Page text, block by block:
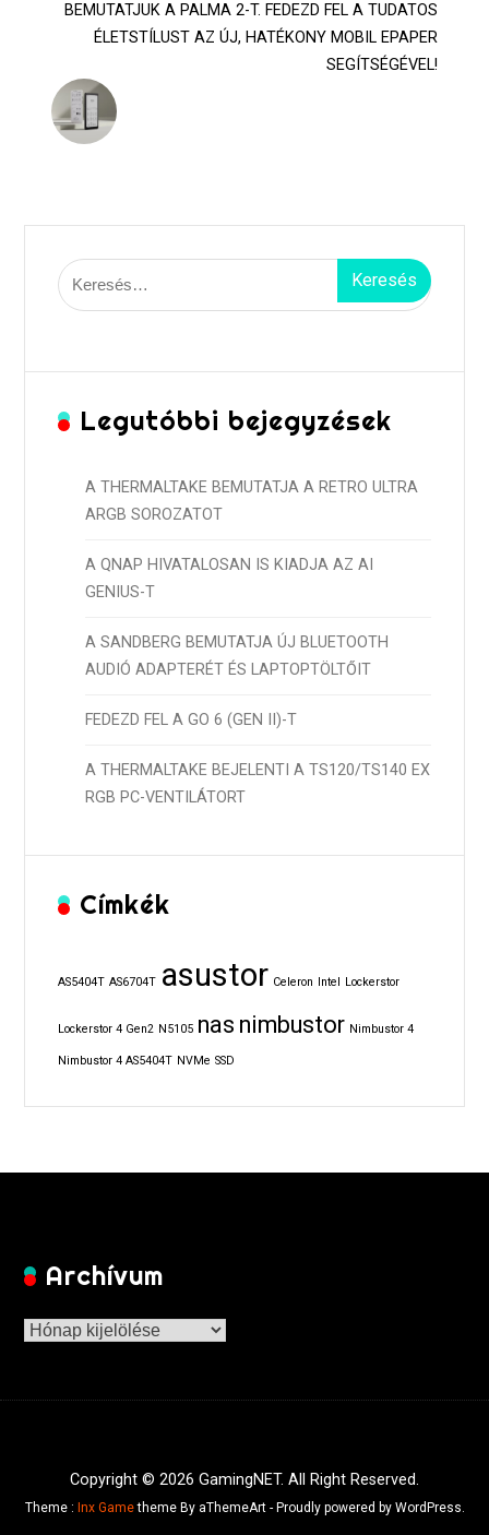
BEMUTATJUK A PALMA 2-T. FEDEZD FEL A TUDATOS
ÉLETSTÍLUST AZ ÚJ, HATÉKONY MOBIL EPAPER
SEGÍTSÉGÉVEL!
Keresés:
Legutóbbi bejegyzések
A THERMALTAKE BEMUTATJA A RETRO ULTRA
ARGB SOROZATOT
A QNAP HIVATALOSAN IS KIADJA AZ AI
GENIUS-T
A SANDBERG BEMUTATJA ÚJ BLUETOOTH
AUDIÓ ADAPTERÉT ÉS LAPTOPTÖLTŐIT
FEDEZD FEL A GO 6 (GEN II)-T
A THERMALTAKE BEJELENTI A TS120/TS140 EX
RGB PC-VENTILÁTORT
Címkék
AS5404T AS6704T asustor Celeron Intel Lockerstor
Lockerstor 4 Gen2 N5105 nas nimbustor Nimbustor 4
Nimbustor 4 AS5404T NVMe SSD
Archívum
Archívum
Copyright © 2026 GamingNET. All Right Reserved.
Theme : Inx Gametheme By aThemeArt - Proudly powered by WordPress.